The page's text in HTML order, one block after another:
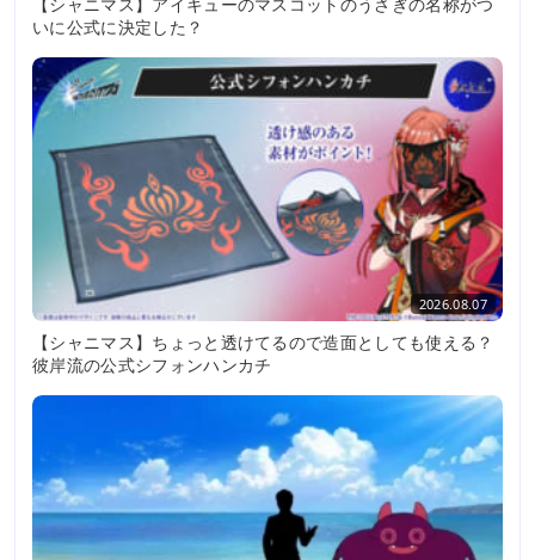
いに公式に決定した？
2026.08.07
【シャニマス】ちょっと透けてるので造面としても使える？
彼岸流の公式シフォンハンカチ